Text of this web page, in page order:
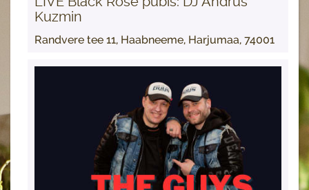
Kuzmin
Randvere tee 11, Haabneeme, Harjumaa, 74001